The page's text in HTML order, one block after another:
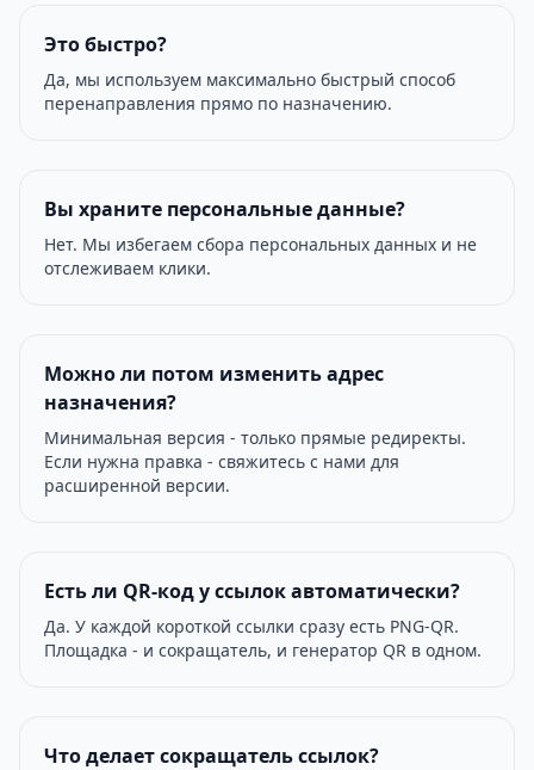
Это быстро?
Да, мы используем максимально быстрый способ
перенаправления прямо по назначению.
Вы храните персональные данные?
Нет. Мы избегаем сбора персональных данных и не
отслеживаем клики.
Можно ли потом изменить адрес
назначения?
Минимальная версия - только прямые редиректы.
Если нужна правка - свяжитесь с нами для
расширенной версии.
Есть ли QR-код у ссылок автоматически?
Да. У каждой короткой ссылки сразу есть PNG-QR.
Площадка - и сокращатель, и генератор QR в одном.
Что делает сокращатель ссылок?